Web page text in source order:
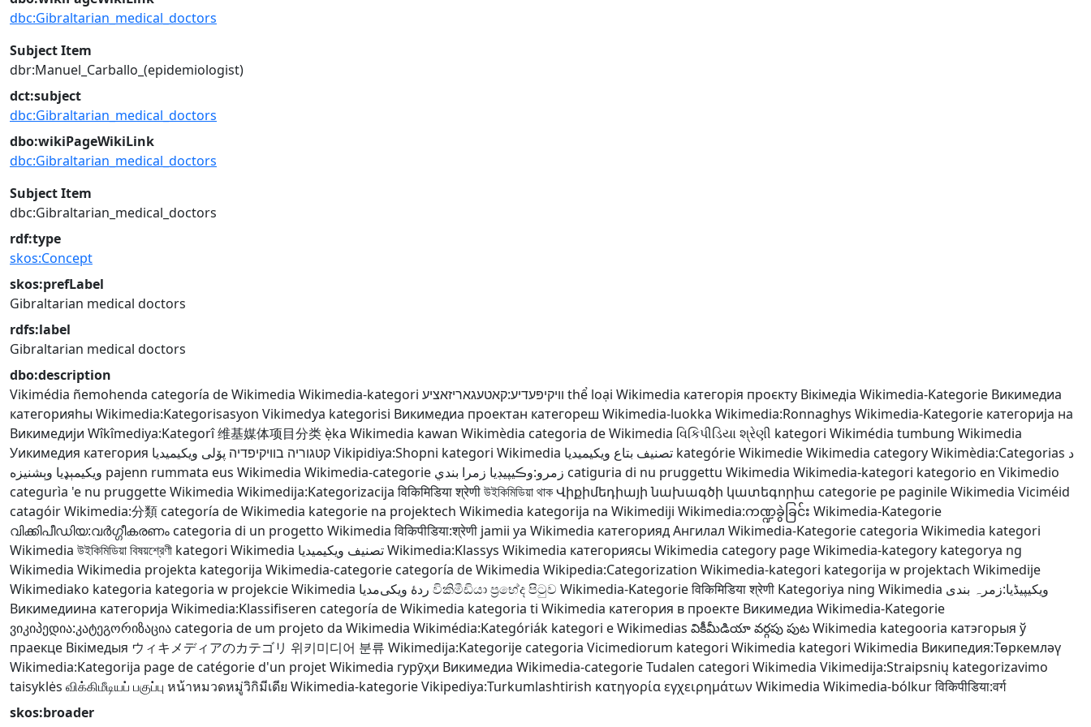
dbc:Gibraltarian_medical_doctors
Subject Item
dbr:Manuel_Carballo_(epidemiologist)
dct:subject
dbc:Gibraltarian_medical_doctors
dbo:wikiPageWikiLink
dbc:Gibraltarian_medical_doctors
Subject Item
dbc:Gibraltarian_medical_doctors
rdf:type
skos:Concept
skos:prefLabel
Gibraltarian medical doctors
rdfs:label
Gibraltarian medical doctors
dbo:description
Vikimédia ñemohenda categoría de Wikimedia Wikimedia-kategori װיקיפּעדיע:קאטעגאריזאציע thể loại Wikimedia категорія проєкту Вікімедіа Wikimedia-Kategorie Викимедиа
категорияһы Wikimedia:Kategorisasyon Vikimedya kategorisi Викимедиа проектан категореш Wikimedia-luokka Wikimedia:Ronnaghys Wikimedia-Kategorie категорија на
Викимедији Wîkîmediya:Kategorî维基媒体项目分类 ẹ̀ka Wikimedia kawan Wikimèdia categoria de Wikimedia વિકિપીડિયા શ્રેણી kategori Wikimédia tumbung Wikimedia
Уикимедия категория
קטגוריה בוויקיפדיה پۆلی ویکیمیدیا Vikipidiya:Shopni kategori Wikimedia تصنيف بتاع ويكيميديا kategórie WikimedieWikimedia categoryWikimèdia:Categorias د
ويکيمېډيا وېشنيزه pajenn rummata eus Wikimedia Wikimedia-categorie زمرو:وڪيپيڊيا زمرا بندي catiguria di nu pruggettu Wikimedia Wikimedia-kategori kategorio en Vikimedio
categurìa 'e nu pruggette Wikimedia Wikimedija:Kategorizacija विकिमिडिया श्रेणीউইকিমিডিয়া থাকՎիքիմեդիայի նախագծի կատեգորիա categorie pe paginile Wikimedia Viciméid
catagóirWikimedia:分類 categoría de Wikimedia kategorie na projektech Wikimedia kategorija na Wikimediji Wikimedia:ကဏ္ဍခွဲခြင်း Wikimedia-Kategorie
വിക്കിപീഡിയ:വർഗ്ഗീകരണം categoria di un progetto Wikimedia विकिपीडिया:श्रेणी jamii ya Wikimedia категорияд Ангилал Wikimedia-Kategorie categoria Wikimedia kategori
Wikimedia উইকিমিডিয়া বিষয়শ্রেণী kategori Wikimedia تصنيف ويكيميدياWikimedia:Klassys Wikimedia категориясы Wikimedia category pageWikimedia-kategory kategorya ng
Wikimedia Wikimedia projekta kategorija Wikimedia-categorie categoría de Wikimedia Wikipedia:Categorization Wikimedia-kategori kategorija w projektach Wikimedije
Wikimediako kategoria kategoria w projekcie Wikimedia ردهٔ ویکی‌مدیا විකිමීඩියා ප්‍රභේද පිටුව Wikimedia-Kategorieविकिमिडिया श्रेणी Kategoriya ning Wikimedia ویکیپیڈیا:زمرہ بندی
Викимедиина категорија Wikimedia:Klassifiseren categoría de Wikimedia kategoria ti Wikimedia категория в проекте Викимедиа Wikimedia-Kategorie
ვიკიპედია:კატეგორიზაცია categoria de um projeto da Wikimedia Wikimédia:Kategóriák kategori e Wikimedias వికీమీడియా వర్గపు పుటWikimedia kategooria катэгорыя ў
праекце Вікімедыя ウィキメディアのカテゴリ 위키미디어 분류 Wikimedija:Kategorije categoria Vicimediorum kategori Wikimedia kategori Wikimedia Википедия:Төркемләү
Wikimedia:Kategorija page de catégorie d'un projet Wikimedia гурӯҳи Викимедиа Wikimedia-categorieTudalen categori Wikimedia Vikimedija:Straipsnių kategorizavimo
taisyklės விக்கிமீடியப் பகுப்பு หน้าหมวดหมู่วิกิมีเดีย Wikimedia-kategorieVikipediya:Turkumlashtirish κατηγορία εγχειρημάτων Wikimedia Wikimedia-bólkurविकिपीडिया:वर्ग
skos:broader